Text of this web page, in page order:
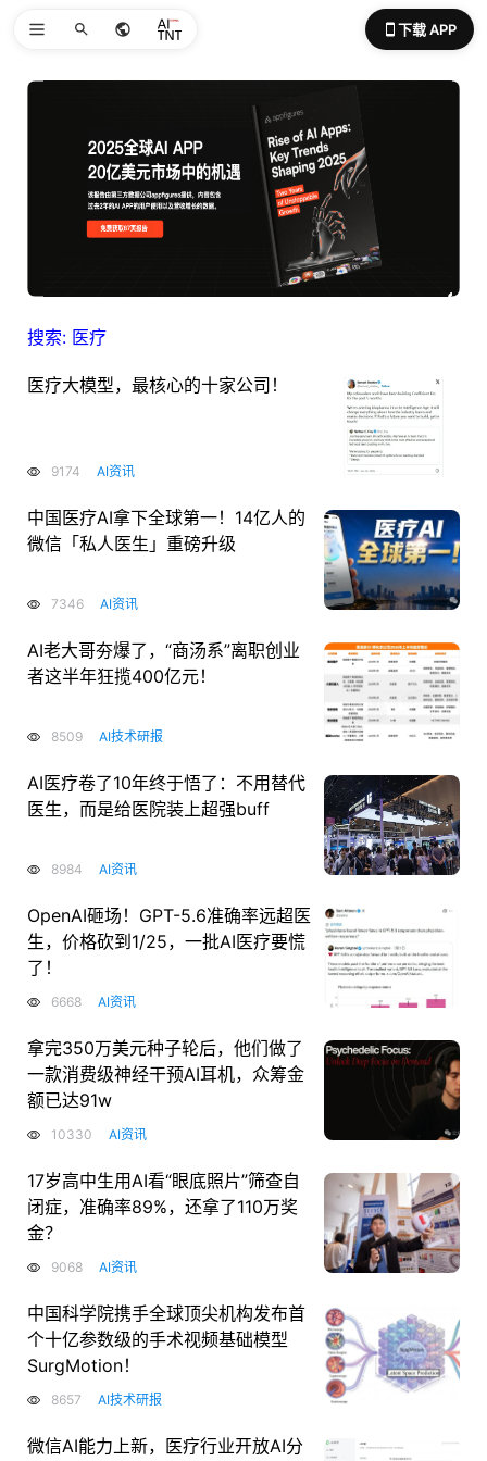
下载 APP
搜索: 医疗
医疗大模型，最核心的十家公司！
9174 AI资讯
中国医疗AI拿下全球第一！14亿人的
微信「私人医生」重磅升级
7346 AI资讯
AI老大哥夯爆了，“商汤系”离职创业
者这半年狂揽400亿元！
8509 AI技术研报
AI医疗卷了10年终于悟了：不用替代
医生，而是给医院装上超强buff
8984 AI资讯
OpenAI砸场！GPT-5.6准确率远超医
生，价格砍到1/25，一批AI医疗要慌
了！
6668 AI资讯
拿完350万美元种子轮后，他们做了
一款消费级神经干预AI耳机，众筹金
额已达91w
10330 AI资讯
17岁高中生用AI看“眼底照片”筛查自
闭症，准确率89%，还拿了110万奖
金？
9068 AI资讯
中国科学院携手全球顶尖机构发布首
个十亿参数级的手术视频基础模型
SurgMotion！
8657 AI技术研报
微信AI能力上新，医疗行业开放AI分